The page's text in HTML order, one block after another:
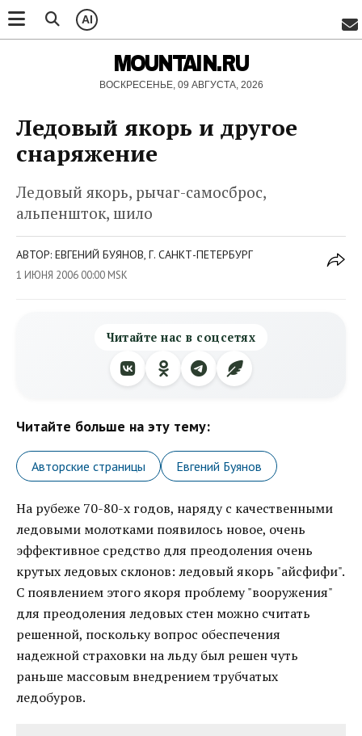
AI
MOUNTAIN.RU
ВОСКРЕСЕНЬЕ, 09 АВГУСТА, 2026
Ледовый якорь и другое
снаряжение
Ледовый якорь, рычаг-самосброс,
aльпеншток, шило
АВТОР: ЕВГЕНИЙ БУЯНОВ, Г. САНКТ-ПЕТЕРБУРГ
1 ИЮНЯ 2006 00:00 MSK
Читайте нас в соцсетях
Читайте больше на эту тему:
Авторские страницы Евгений Буянов
На рубеже 70-80-х годов, наряду с качественными
ледовыми молотками появилось новое, очень
эффективное средство для преодоления очень
крутых ледовых склонов: ледовый якорь "айсфифи".
С появлением этого якоря проблему "вооружения"
для преодоления ледовых стен можно считать
решенной, поскольку вопрос обеспечения
надежной страховки на льду был решен чуть
раньше массовым внедрением трубчатых
ледобуров.